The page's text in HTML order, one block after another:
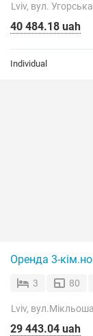
Lviv, вул.
40 484.18 uah
Individual
Оренда 3-
3 80
Lviv, вул.Мікльоша
29 443.04 uah